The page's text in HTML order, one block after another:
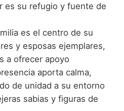
es su refugio y fuente de
es el centro de su
y esposas ejemplares,
a ofrecer apoyo
aporta calma,
de unidad a su entorno
sabias y figuras de